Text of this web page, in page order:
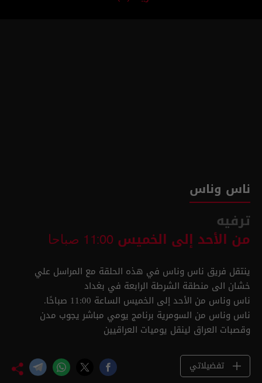
ناس وناس
ترفيه
من الأحد إلى الخميس 11:00 صباحا
ينتقل فريق ناس وناس في هذه الحلقة مع المراسل علي
خشان الى منطقة الشرطة الرابعة في بغداد
ناس وناس من الأحد إلى الخميس الساعة 11:00 صباحًا.
ناس وناس من السومرية برنامج يومي مباشر يجوب مدن
وقصبات العراق لينقل يوميات العراقيين
تفضيلاتي